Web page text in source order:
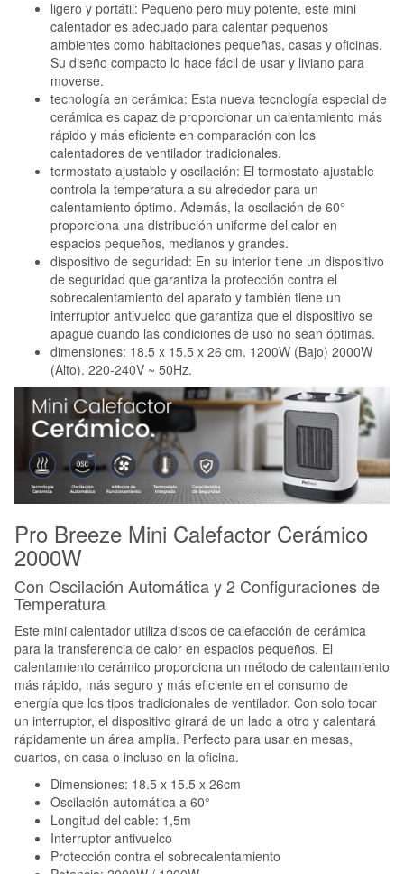
ligero y portátil: Pequeño pero muy potente, este mini
calentador es adecuado para calentar pequeños
ambientes como habitaciones pequeñas, casas y oficinas.
Su diseño compacto lo hace fácil de usar y liviano para
moverse.
tecnología en cerámica: Esta nueva tecnología especial de
cerámica es capaz de proporcionar un calentamiento más
rápido y más eficiente en comparación con los
calentadores de ventilador tradicionales.
termostato ajustable y oscilación: El termostato ajustable
controla la temperatura a su alrededor para un
calentamiento óptimo. Además, la oscilación de 60°
proporciona una distribución uniforme del calor en
espacios pequeños, medianos y grandes.
dispositivo de seguridad: En su interior tiene un dispositivo
de seguridad que garantiza la protección contra el
sobrecalentamiento del aparato y también tiene un
interruptor antivuelco que garantiza que el dispositivo se
apague cuando las condiciones de uso no sean óptimas.
dimensiones: 18.5 x 15.5 x 26 cm. 1200W (Bajo) 2000W
(Alto). 220-240V ~ 50Hz.
Pro Breeze Mini Calefactor Cerámico
2000W
Con Oscilación Automática y 2 Configuraciones de
Temperatura
Este mini calentador utiliza discos de calefacción de cerámica
para la transferencia de calor en espacios pequeños. El
calentamiento cerámico proporciona un método de calentamiento
más rápido, más seguro y más eficiente en el consumo de
energía que los tipos tradicionales de ventilador. Con solo tocar
un interruptor, el dispositivo girará de un lado a otro y calentará
rápidamente un área amplia. Perfecto para usar en mesas,
cuartos, en casa o incluso en la oficina.
Dimensiones: 18.5 x 15.5 x 26cm
Oscilación automática a 60°
Longitud del cable: 1,5m
Interruptor antivuelco
Protección contra el sobrecalentamiento